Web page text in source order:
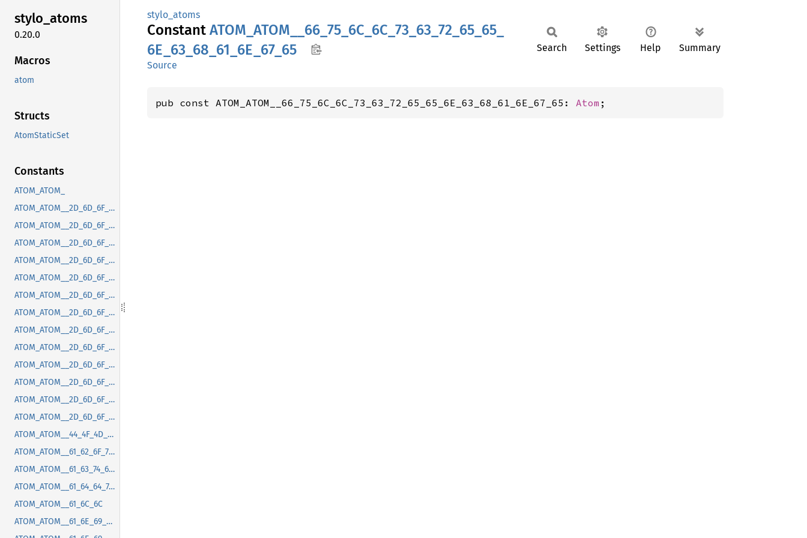
stylo_atoms
0.20.0
Macros
atom
Structs
AtomStaticSet
Constants
ATOM_ATOM_
ATOM_ATOM__2D_6D_6F_7A_2D_63_6F_6E_74_65_6E_74_2D_70_72_65_66_65_72_72_65_64_2D_63_6F_6C_6F_72_2D_73_63_68_65_6D_65
ATOM_ATOM__2D_6D_6F_7A_2D_64_65_76_69_63_65_2D_70_69_78_65_6C_2D_72_61_74_69_6F
ATOM_ATOM__2D_6D_6F_7A_2D_66_69_78_65_64_2D_70_6F_73_2D_63_6F_6E_74_61_69_6E_69_6E_67_2D_62_6C_6F_63_6B
ATOM_ATOM__2D_6D_6F_7A_2D_67_74_6B_2D_63_73_64_2D_63_6C_6F_73_65_2D_62_75_74_74_6F_6E_2D_70_6F_73_69_74_69_6F_6E
ATOM_ATOM__2D_6D_6F_7A_2D_67_74_6B_2D_63_73_64_2D_6D_61_78_69_6D_69_7A_65_2D_62_75_74_74_6F_6E_2D_70_6F_73_69_74_69_6F_6E
ATOM_ATOM__2D_6D_6F_7A_2D_67_74_6B_2D_63_73_64_2D_6D_65_6E_75_2D_72_61_64_69_75_73
ATOM_ATOM__2D_6D_6F_7A_2D_67_74_6B_2D_63_73_64_2D_6D_69_6E_69_6D_69_7A_65_2D_62_75_74_74_6F_6E_2D_70_6F_73_69_74_69_6F_6E
ATOM_ATOM__2D_6D_6F_7A_2D_67_74_6B_2D_63_73_64_2D_74_69_74_6C_65_62_61_72_2D_62_75_74_74_6F_6E_2D_73_70_61_63_69_6E_67
ATOM_ATOM__2D_6D_6F_7A_2D_67_74_6B_2D_63_73_64_2D_74_69_74_6C_65_62_61_72_2D_72_61_64_69_75_73
ATOM_ATOM__2D_6D_6F_7A_2D_67_74_6B_2D_63_73_64_2D_74_6F_6F_6C_74_69_70_2D_72_61_64_69_75_73
ATOM_ATOM__2D_6D_6F_7A_2D_67_74_6B_2D_6D_65_6E_75_2D_72_61_64_69_75_73
ATOM_ATOM__2D_6D_6F_7A_2D_6D_61_63_2D_74_69_74_6C_65_62_61_72_2D_68_65_69_67_68_74
ATOM_ATOM__2D_6D_6F_7A_2D_6F_76_65_72_6C_61_79_2D_73_63_72_6F_6C_6C_62_61_72_2D_66_61_64_65_2D_64_75_72_61_74_69_6F_6E
ATOM_ATOM__44_4F_4D_43_6F_6E_74_65_6E_74_4C_6F_61_64_65_64
ATOM_ATOM__61_62_6F_72_74
ATOM_ATOM__61_63_74_69_76_61_74_65
ATOM_ATOM__61_64_64_74_72_61_63_6B
ATOM_ATOM__61_6C_6C
ATOM_ATOM__61_6E_69_6D_61_74_69_6F_6E_63_61_6E_63_65_6C
stylo_atoms
Constant ATOM_ ATOM__ 66_ 75_ 6C_ 6C_ 73_ 63_ 72_ 65_ 65_
6E_ 63_ 68_ 61_ 6E_ 67_ 65
Source
Search Settings Help Summary
pub const ATOM_ATOM__66_75_6C_6C_73_63_72_65_65_6E_63_68_61_6E_67_65: Atom ;